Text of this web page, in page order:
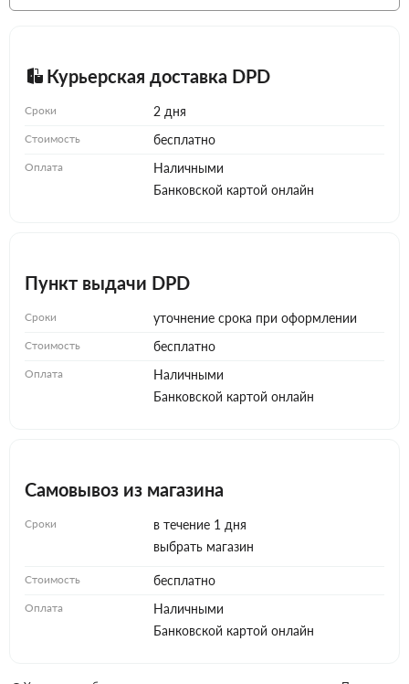
Курьерская доставка DPD
Сроки 2 дня
Стоимость бесплатно
Оплата
Наличными
Банковской картой онлайн
Пункт выдачи DPD
Сроки уточнение срока при оформлении
Стоимость бесплатно
Оплата
Наличными
Банковской картой онлайн
Самовывоз из магазина
Сроки
в течение 1 дня
выбрать магазин
Стоимость бесплатно
Оплата
Наличными
Банковской картой онлайн